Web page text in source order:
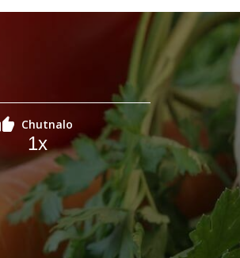
Chutnalo
1x